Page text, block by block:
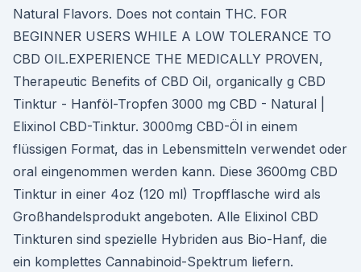
Natural Flavors. Does not contain THC. FOR
BEGINNER USERS WHILE A LOW TOLERANCE TO
CBD OIL.EXPERIENCE THE MEDICALLY PROVEN,
Therapeutic Benefits of CBD Oil, organically g CBD
Tinktur - Hanföl-Tropfen 3000 mg CBD - Natural |
Elixinol CBD-Tinktur. 3000mg CBD-Öl in einem
flüssigen Format, das in Lebensmitteln verwendet oder
oral eingenommen werden kann. Diese 3600mg CBD
Tinktur in einer 4oz (120 ml) Tropfflasche wird als
Großhandelsprodukt angeboten. Alle Elixinol CBD
Tinkturen sind spezielle Hybriden aus Bio-Hanf, die
ein komplettes Cannabinoid-Spektrum liefern.